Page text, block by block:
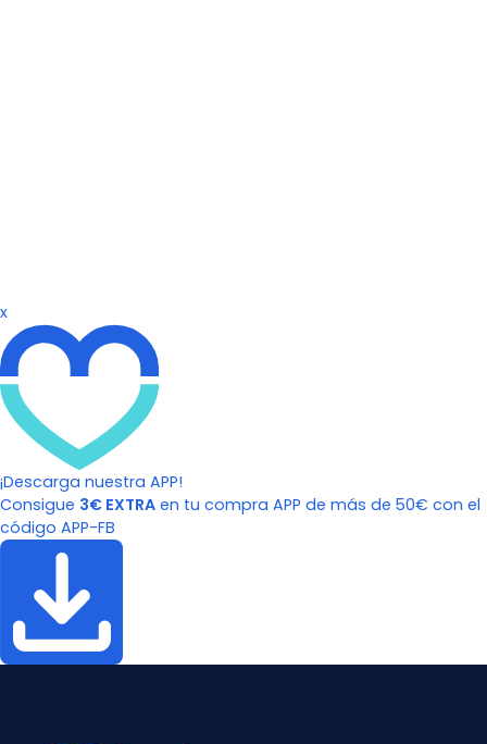
x
¡Descarga nuestra APP!
Consigue 3€ EXTRA en tu compra APP de más de 50€ con el
código APP-FB